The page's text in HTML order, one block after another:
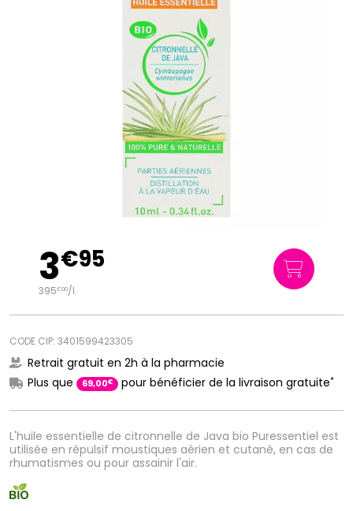
L'huile essentielle de citronnelle de Java bio Puressentiel est
utilisée en répulsif moustiques aérien et cutané, en cas de
rhumatismes ou pour assainir l'air.
3€95
395€00/l.
CODE CIP: 3401599423305
Retrait gratuit en 2h à la pharmacie
Plus que
69,00€ pour bénéficier de la livraison gratuite*